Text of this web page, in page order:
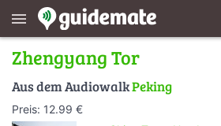
menu
Zhengyang Tor
Aus dem AudiowalkPeking
Preis: 12.99 €